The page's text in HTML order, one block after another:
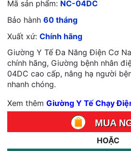
Mã sản phẩm: NC-04DC
Bảo hành 60 tháng
Xuất xứ: Chính hãng
Giường Y Tế Đa Năng Điện Cơ
chính hãng, Giường bệnh nhân
04DC cao cấp, nâng hạ người
nhanh chóng.
Xem thêm Giường Y Tế Chạy
MUA
HOẶC